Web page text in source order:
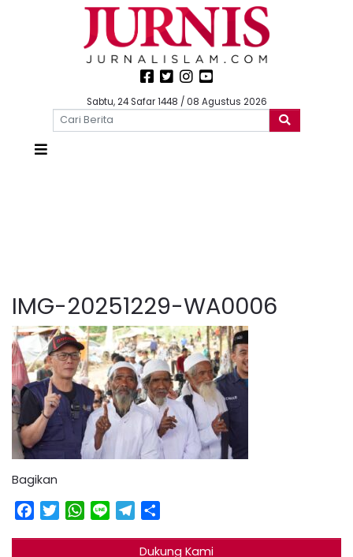
Sabtu, 24 Safar 1448 / 08 Agustus 2026
IMG-20251229-WA0006
Bagikan
Facebook
TwitterWhatsApp
Line Telegram
Dukung Kami